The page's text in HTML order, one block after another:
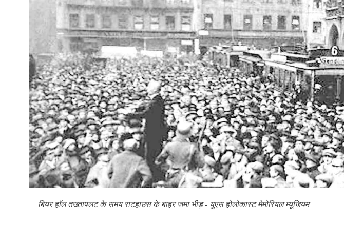
बियर हॉल तख्‍तापलट के समय राटहाउस के बाहर जमा भीड़ - यूएस होलोकास्‍ट मेमोरियल म्‍यूजियम